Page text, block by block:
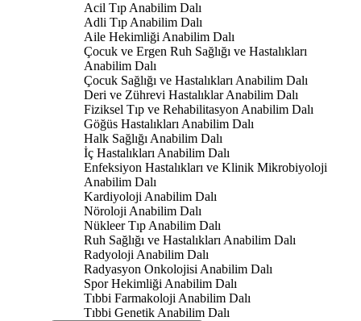
Acil Tıp Anabilim Dalı
Adli Tıp Anabilim Dalı
Aile Hekimliği Anabilim Dalı
Çocuk ve Ergen Ruh Sağlığı ve Hastalıkları
Anabilim Dalı
Çocuk Sağlığı ve Hastalıkları Anabilim Dalı
Deri ve Zührevi Hastalıklar Anabilim Dalı
Fiziksel Tıp ve Rehabilitasyon Anabilim Dalı
Göğüs Hastalıkları Anabilim Dalı
Halk Sağlığı Anabilim Dalı
İç Hastalıkları Anabilim Dalı
Enfeksiyon Hastalıkları ve Klinik Mikrobiyoloji
Anabilim Dalı
Kardiyoloji Anabilim Dalı
Nöroloji Anabilim Dalı
Nükleer Tıp Anabilim Dalı
Ruh Sağlığı ve Hastalıkları Anabilim Dalı
Radyoloji Anabilim Dalı
Radyasyon Onkolojisi Anabilim Dalı
Spor Hekimliği Anabilim Dalı
Tıbbi Farmakoloji Anabilim Dalı
Tıbbi Genetik Anabilim Dalı